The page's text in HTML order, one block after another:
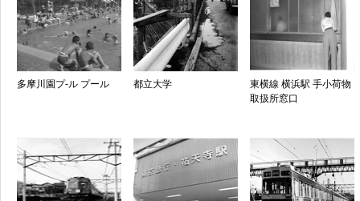
多摩川園プ-ル プール 都立大学
東横線 横浜駅 手小荷物
取扱所窓口